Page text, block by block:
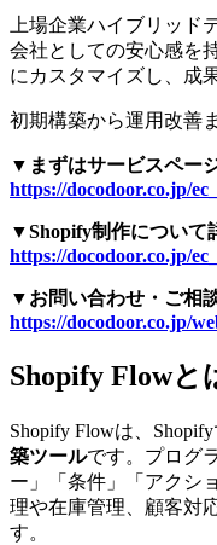
上場企業ハイブリッド
会社としての安心感を
にカスタマイズし、成
初期構築から運用改善
▼まずはサービスペー
https://docodoor.co.jp/
▼Shopify制作について
https://docodoor.co.jp/
▼お問い合わせ・ご相
https://docodoor.co.jp/
Shopify Flowと
Shopify Flowは、
築ツールです。プログ
ー」「条件」「アクシ
理や在庫管理、顧客対
す。